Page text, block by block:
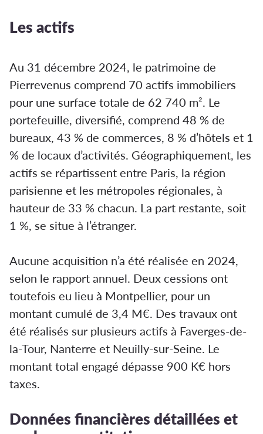
Les actifs
Au 31 décembre 2024, le patrimoine de
Pierrevenus comprend 70 actifs immobiliers
pour une surface totale de 62 740 m². Le
portefeuille, diversifié, comprend 48 % de
bureaux, 43 % de commerces, 8 % d’hôtels et 1
% de locaux d’activités. Géographiquement, les
actifs se répartissent entre Paris, la région
parisienne et les métropoles régionales, à
hauteur de 33 % chacun. La part restante, soit
1 %, se situe à l’étranger.
Aucune acquisition n’a été réalisée en 2024,
selon le rapport annuel. Deux cessions ont
toutefois eu lieu à Montpellier, pour un
montant cumulé de 3,4 M€. Des travaux ont
été réalisés sur plusieurs actifs à Faverges-de-
la-Tour, Nanterre et Neuilly-sur-Seine. Le
montant total engagé dépasse 900 K€ hors
taxes.
Données financières détaillées et